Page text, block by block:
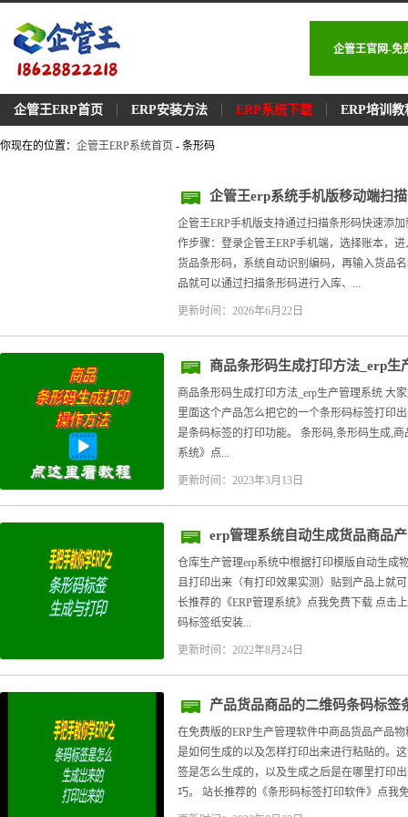
企管王官网-免
企管王ERP首页 ERP安装方法 ERP系统下载 ERP培训教
你现在的位置： 企管王ERP系统首页 - 条形码
企管王erp系统手机版移动端扫
企管王ERP手机版支持通过扫描条形码快速添
作步骤：登录企管王ERP手机端，选择账本，
货品条形码，系统自动识别编码，再输入货品
品就可以通过扫描条形码进行入库、...
更新时间：2026年6月22日
商品条形码生成打印方法_erp生
商品条形码生成打印方法_erp生产管理系统 大
里面这个产品怎么把它的一个条形码标签打印
是条码标签的打印功能。 条形码,条形码生成,
系统》点...
更新时间：2023年3月13日
erp管理系统自动生成货品商品
仓库生产管理erp系统中根据打印模版自动生成
且打印出来（有打印效果实测）贴到产品上就
长推荐的《ERP管理系统》点我免费下载 点击
码标签纸安装...
更新时间：2022年8月24日
产品货品商品的二维码条码标签
在免费版的ERP生产管理软件中商品货品产品
是如何生成的以及怎样打印出来进行粘贴的。
签是怎么生成的，以及生成之后是在哪里打印
巧。 站长推荐的《条形码标签打印软件》点我